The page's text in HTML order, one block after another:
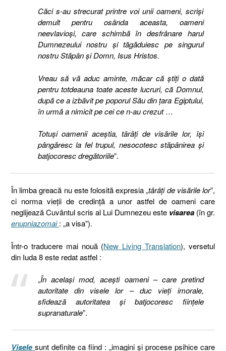
Căci s-au strecurat printre voi unii oameni, scrişi
demult pentru osânda aceasta, oameni
neevlavioşi, care schimbă în desfrânare harul
Dumnezeului nostru şi tăgăduiesc pe singurul
nostru Stăpân şi Domn, Isus Hristos.
Vreau să vă aduc aminte, măcar că ştiţi o dată
pentru totdeauna toate aceste lucruri, că Domnul,
după ce a izbăvit pe poporul Său din ţara Egiptului,
în urmă a nimicit pe cei ce n-au crezut…
Totuşi oamenii aceştia, târâţi de visările lor, îşi
pângăresc la fel trupul, nesocotesc stăpânirea şi
batjocoresc dregătoriile”.
În limba greacă nu este folosită expresia „târâți de visările lor”,
ci norma vieții de credință a unor astfel de oameni care
neglijează Cuvântul scris al Lui Dumnezeu este visarea (în gr.
enupniazomai : „a visa”).
Într-o traducere mai nouă (New Living Translation), versetul
din Iuda 8 este redat astfel :
„În același mod, acești oameni – care pretind
autoritate din visele lor – duc vieți imorale,
sfidează autoritatea și batjocoresc ființele
supranaturale”.
Visele sunt definite ca fiind : „imagini și procese psihice care